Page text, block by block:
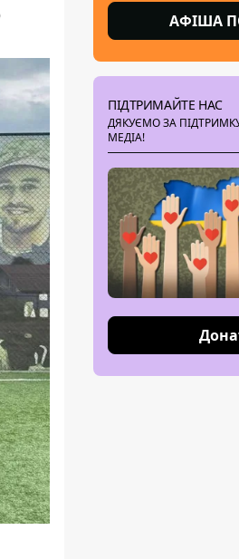
АФІША
ПІДТРИМАЙТЕ НАС
ДЯКУЄМО ЗА
МЕДІА!